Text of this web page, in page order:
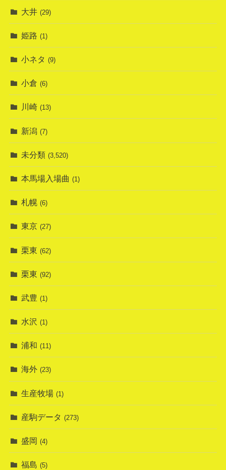
大井 (29)
姫路 (1)
小ネタ (9)
小倉 (6)
川崎 (13)
新潟 (7)
未分類 (3,520)
本馬場入場曲 (1)
札幌 (6)
東京 (27)
栗東 (62)
栗東 (92)
武豊 (1)
水沢 (1)
浦和 (11)
海外 (23)
生産牧場 (1)
産駒データ (273)
盛岡 (4)
福島 (5)